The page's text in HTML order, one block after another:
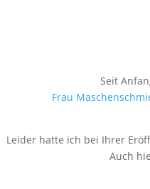
Seit
Frau
Leider hatte ich bei Ihrer
Auch